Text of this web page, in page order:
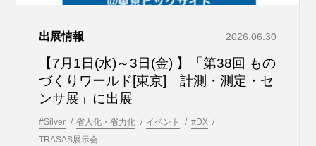
出展情報 2026.06.30
【7月1日(水)～3日(金) 】「第38回 もの
づくりワールド[東京] 計測・測定・セ
ンサ展」に出展
#Silver 省人化・省力化 イベント
#DX
TRASAS展示会